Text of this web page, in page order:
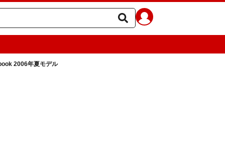
2006年夏モデル